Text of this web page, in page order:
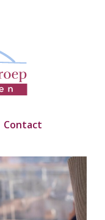
Contact